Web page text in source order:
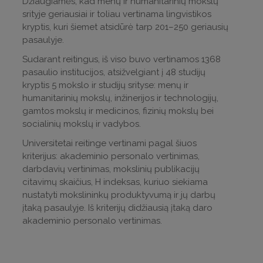
nepriimami.
Dėl daugiau informacijos galite pasiteirauti
adresuinfostalas@mb.vu.lt
Dėl atsiskaitymų, baigiamųjų darbų
Atsiskaitymams terminai nesikeičia, nes studijų
procesas iš esmės nėra stabdomas, bet
vykdomas nuotoliniu būdu. Suprantame, kad
tai sukelia nepatogumus, tačiau akademiniai
padaliniai yra gavę rekomendacijas dėl
studijų proceso užtikrinimo ir kiekvienas
padalinys darbą organizuoja pagal savo
veiklos specifiką. Dėl detalių galite susisiekti
su savo padalinio studijų koordinatoriumi.
Laboratoriniai užsiėmimai gali vykti tik tuo
atveju, jeigu jį nutraukiant padaroma itin
didelė materialinė žala ar žala atliekamiems
klausimus.
Mokymus ves VU ITPC elektroninių mokymų
technologijų ekspertas dr. Saulius Preidys.
Kovo 16 d. internetinis seminaras vyks trimis
skirtingais laikais:
9.00 val. (prie seminaro prisijunkite
šioje nuorodoje);
13.00 val. (prie seminaro prisijunkite
šioje nuorodoje);
17.00 val. (prie seminaro prisijunkite
šioje nuorodoje
Kylant klausimams dėl darbo
„Microsoft Teams“ platformoje, juos galite
užduoti šioje platformoje sukurtame
specialiame kanale „Skubi pagalba“. Prie jo
galite prisijungti šiais būdais:
srityje geriausiai ir toliau vertinama lingvistikos
kryptis, kuri šiemet atsidūrė tarp 201–250 geriausių
pasaulyje.
Sudarant reitingus, iš viso buvo vertinamos 1368
pasaulio institucijos, atsižvelgiant į 48 studijų
kryptis 5 mokslo ir studijų srityse: menų ir
humanitarinių mokslų, inžinerijos ir technologijų,
gamtos mokslų ir medicinos, fizinių mokslų bei
socialinių mokslų ir vadybos.
Universitetai reitinge vertinami pagal šiuos
kriterijus: akademinio personalo vertinimas,
darbdavių vertinimas, mokslinių publikacijų
citavimų skaičius, H indeksas, kuriuo siekiama
nustatyti mokslininkų produktyvumą ir jų darbų
įtaką pasaulyje. Iš kriterijų didžiausią įtaką daro
akademinio personalo vertinimas.